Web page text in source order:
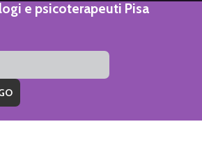
e psicoterapeuti Pisa